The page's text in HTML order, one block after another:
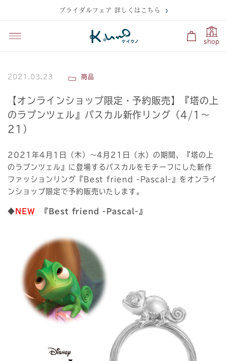
ブライダルフェア 詳しくはこちら
shop
2021.03.23 商品
【オンラインショップ限定・予約販売】『塔の上
のラプンツェル』パスカル新作リング（4/1〜
21）
2021年4月1日（木）～4月21日（水）の期間、『塔の上
のラプンツェル』に登場するパスカルをモチーフにした新作
ファッションリング『Best friend -Pascal-』をオンライ
ンショップ限定で予約販売いたします。
◆ NEW 『Best friend -Pascal-』